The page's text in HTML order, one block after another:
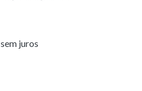
juros